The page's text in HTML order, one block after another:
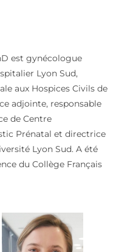
est gynécologue
Lyon Sud,
aux Hospices Civils de
adjointe, responsable
de Centre
Prénatal et directrice
Lyon Sud. A été
du Collège Français